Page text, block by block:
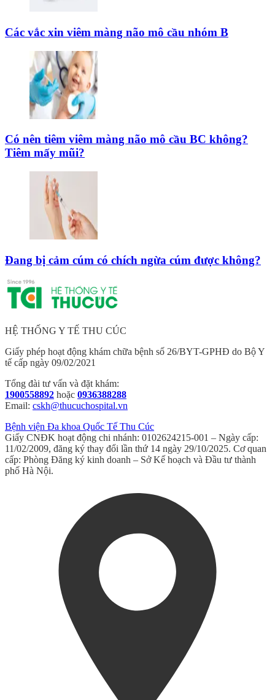
Các vắc xin viêm màng não mô cầu nhóm B
Có nên tiêm viêm màng não mô cầu BC không?
Tiêm mấy mũi?
Đang bị cảm cúm có chích ngừa cúm được không?
HỆ THỐNG Y TẾ THU CÚC
Giấy phép hoạt động khám chữa bệnh số 26/BYT-GPHĐ do Bộ Y
tế cấp ngày 09/02/2021
Tổng đài tư vấn và đặt khám:
1900558892 hoặc 0936388288
Email: cskh@thucuchospital.vn
Bệnh viện Đa khoa Quốc Tế Thu Cúc
Giấy CNĐK hoạt động chi nhánh: 0102624215-001 – Ngày cấp:
11/02/2009, đăng ký thay đổi lần thứ 14 ngày 29/10/2025. Cơ quan
cấp: Phòng Đăng ký kinh doanh – Sở Kế hoạch và Đầu tư thành
phố Hà Nội.